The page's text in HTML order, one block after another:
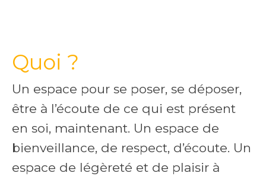
Quoi ?
Un espace pour se poser, se déposer,
être à l’écoute de ce qui est présent
en soi, maintenant. Un espace de
bienveillance, de respect, d’écoute. Un
espace de légèreté et de plaisir à